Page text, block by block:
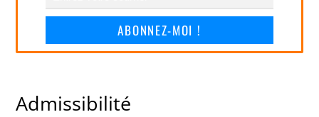
ABONNEZ-MOI !
Admissibilité